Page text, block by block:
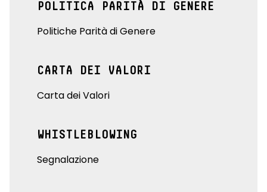
POLITICA PARITÀ DI GENERE
Politiche Parità di Genere
CARTA DEI VALORI
Carta dei Valori
WHISTLEBLOWING
Segnalazione